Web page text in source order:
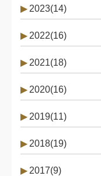
2023(14)
2022(16)
2021(18)
2020(16)
2019(11)
2018(19)
2017(9)